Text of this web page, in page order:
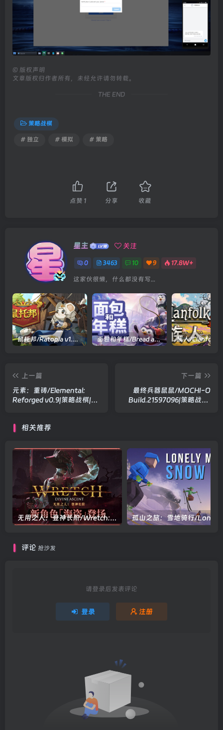
© 版权声明
文章版权归作者所有，未经允许请勿转载。
THE END
策略战棋
# 独立 # 模拟 # 策略
点赞 1 分享 收藏
星主 关注
0 3463 10 9 17.8W+
这家伙很懒，什么都没有写...
鼠托邦/Ratopia v1.0.0530|策略模拟|容量2.9GB|官方中文版 面包和年糕/Bread and Fred Build.21411256|动作冒险|容量1.1GB|官方中文版
上一篇
元素：重铸/Elemental:
Reforged v0.9|策略战棋|容
下一篇
最终兵器鼠鼠/MOCHI-O
Build.21597096|策略战棋|
相关推荐
无用之人：登神长阶/Wretch: Divine Ascent v1.1.1|策略战棋|容量3.6GB|官方中文版
评论 抢沙发
请登录后发表评论
登录 注册